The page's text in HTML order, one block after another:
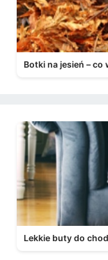
Botki na jesień – co
Lekkie buty do